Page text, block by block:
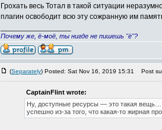
Грохать весь Тотал в такой ситуации
плагин освободит всю эту сожранную им
Почему же, ё-моё, ты нигде не пишешь "ё"?
(Separately) Posted: Sat Nov 16, 2019 15:31 Post
CaptainFlint wrote:
Ну, доступные ресурсы — это такая вещь…
успешно из-за того, что какая-то жирная